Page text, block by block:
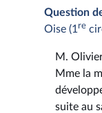
Question
Oise (1 re
M.
Mme la
suite au